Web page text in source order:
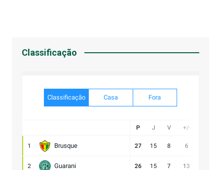
Classificação
Classificação Casa Fora
P J V +/-
1 Brusque 27 15 8 6
2 Guarani 26 15 7 13